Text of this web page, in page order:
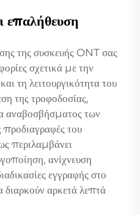
επαλήθευση
της συσκευής ONT σας
σχετικά με την
τη λειτουργικότητα του
της τροφοδοσίας,
αναβοσβήσματος των
προδιαγραφές του
περιλαμβάνει
ανίχνευση
εγγραφής στο
διαρκούν αρκετά λεπτά